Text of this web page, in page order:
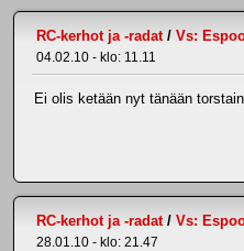
RC-kerhot ja -radat/ Vs:
04.02.10 - klo: 11.11
Ei olis ketään nyt tänään
RC-kerhot ja -radat/ Vs:
28.01.10 - klo: 21.47